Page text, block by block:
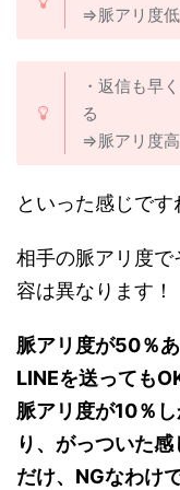
⇒脈アリ度低
・返信も早
る
⇒脈アリ度高
といった感じです
相手の脈アリ度
容は異なります！
脈アリ度が50％
LINEを送っても
脈アリ度が10％
り、がっついた
だけ、NGなわけで